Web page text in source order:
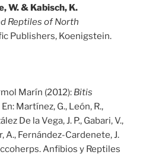
W. & Kabisch, K.
Reptiles of North
Publishers, Koenigstein.
Marín (2012): Bitis
Martínez, G., León, R.,
De la Vega, J. P., Gabari, V.,
A., Fernández-Cardenete, J.
Anfibios y Reptiles